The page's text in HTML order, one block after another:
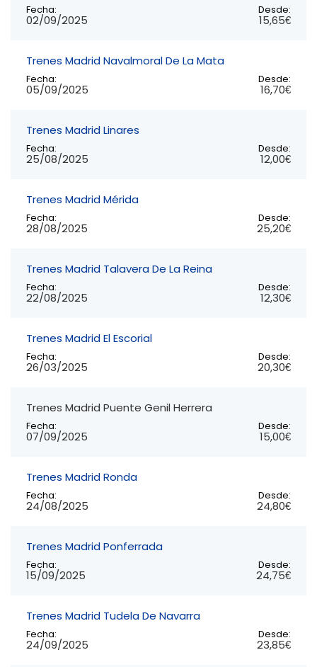
Fecha:
02/09/2025
Desde:
15,65€
Trenes Madrid Navalmoral De La Mata
Fecha:
05/09/2025
Desde:
16,70€
Trenes Madrid Linares
Fecha:
25/08/2025
Desde:
12,00€
Trenes Madrid Mérida
Fecha:
28/08/2025
Desde:
25,20€
Trenes Madrid Talavera De La Reina
Fecha:
22/08/2025
Desde:
12,30€
Trenes Madrid El Escorial
Fecha:
26/03/2025
Desde:
20,30€
Trenes Madrid Puente Genil Herrera
Fecha:
07/09/2025
Desde:
15,00€
Trenes Madrid Ronda
Fecha:
24/08/2025
Desde:
24,80€
Trenes Madrid Ponferrada
Fecha:
15/09/2025
Desde:
24,75€
Trenes Madrid Tudela De Navarra
Fecha:
24/09/2025
Desde:
23,85€